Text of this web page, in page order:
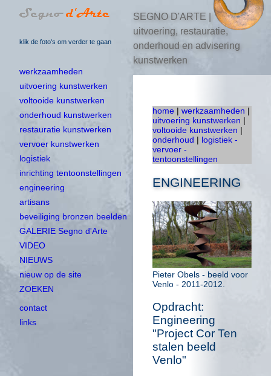
klik de foto's om verder te gaan
SEGNO D'ARTE |
uitvoering, restauratie,
onderhoud en advisering
kunstwerken
werkzaamheden
uitvoering kunstwerken
voltooide kunstwerken
onderhoud kunstwerken
restauratie kunstwerken
vervoer kunstwerken
logistiek
inrichting tentoonstellingen
engineering
artisans
beveiliging bronzen beelden
GALERIE Segno d'Arte
VIDEO
NIEUWS
nieuw op de site
ZOEKEN
contact
links
home | werkzaamheden |
uitvoering kunstwerken |
voltooide kunstwerken |
onderhoud | logistiek -
vervoer -
tentoonstellingen
ENGINEERING
Pieter Obels - beeld voor
Venlo - 2011-2012.
Opdracht:
Engineering
"Project Cor Ten
stalen beeld
Venlo"